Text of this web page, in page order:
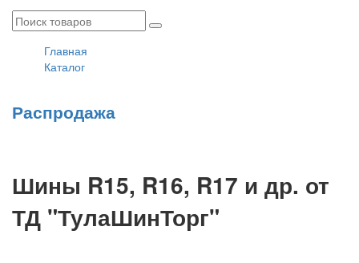
Главная
Каталог
Распродажа
Шины R15, R16, R17 и др. от
ТД "ТулаШинТорг"